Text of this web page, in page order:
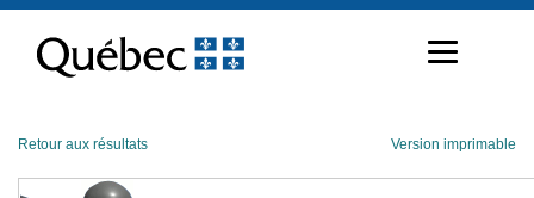
contenu
Retour aux résultats Version imprimable